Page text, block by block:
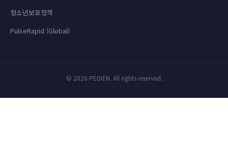
청소년보호정책
PulseRapid (Global)
© 2026 PEDIEN. All rights reserved.